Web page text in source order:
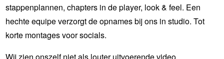
stappenplannen, chapters in de player, look & feel. Een
hechte equipe verzorgt de opnames bij ons in studio. Tot
korte montages voor socials.